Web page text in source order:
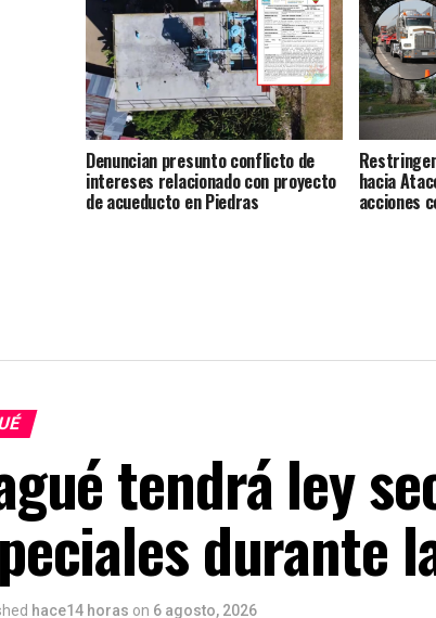
Denuncian presunto conflicto de
intereses relacionado con proyecto
de acueducto en Piedras
hacia
acciones
tendrá ley
durante
hace14 horas on 6 agosto, 2026